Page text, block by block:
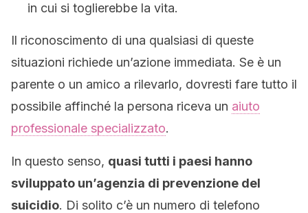
in cui si toglierebbe la vita.
Il riconoscimento di una qualsiasi di queste
situazioni richiede un’azione immediata. Se è un
parente o un amico a rilevarlo, dovresti fare tutto il
possibile affinché la persona riceva un aiuto
professionale specializzato.
In questo senso, quasi tutti i paesi hanno
sviluppato un’agenzia di prevenzione del
suicidio. Di solito c’è un numero di telefono